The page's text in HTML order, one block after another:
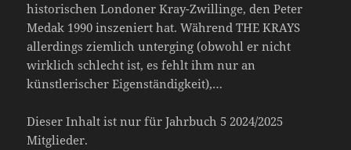
historischen Londoner Kray-Zwillinge, den Peter
Medak 1990 inszeniert hat. Während THE KRAYS
allerdings ziemlich unterging (obwohl er nicht
wirklich schlecht ist, es fehlt ihm nur an
künstlerischer Eigenständigkeit),…
Dieser Inhalt ist nur für Jahrbuch 5 2024/2025
Mitglieder.